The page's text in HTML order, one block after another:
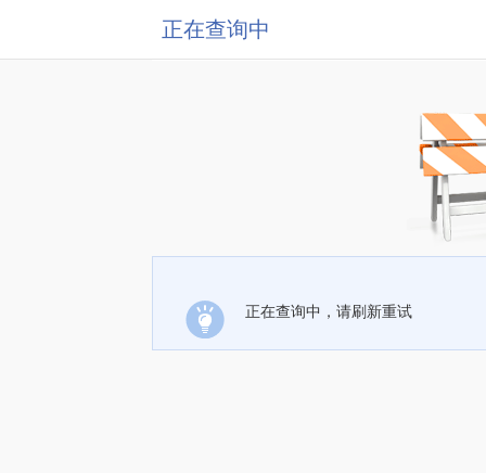
正在查询中
正在查询中，请刷新重试